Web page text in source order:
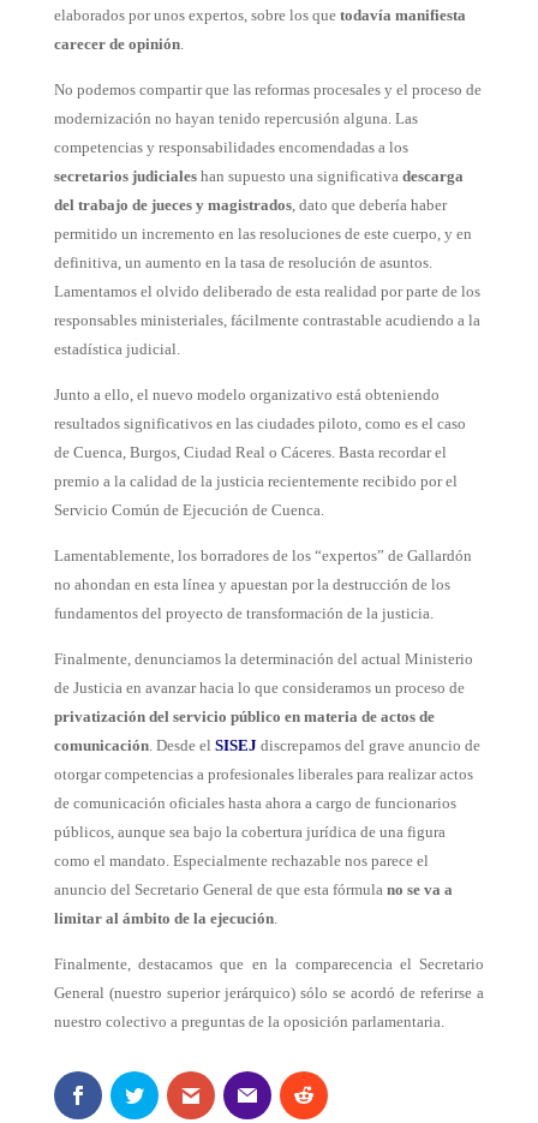
elaborados por unos expertos, sobre los que todavía manifiesta
carecer de opinión.
No podemos compartir que las reformas procesales y el proceso de
modernización no hayan tenido repercusión alguna. Las
competencias y responsabilidades encomendadas a los
secretarios judicialeshan supuesto una significativa descarga
del trabajo de jueces y magistrados, dato que debería haber
permitido un incremento en las resoluciones de este cuerpo, y en
definitiva, un aumento en la tasa de resolución de asuntos.
Lamentamos el olvido deliberado de esta realidad por parte de los
responsables ministeriales, fácilmente contrastable acudiendo a la
estadística judicial.
Junto a ello, el nuevo modelo organizativo está obteniendo
resultados significativos en las ciudades piloto, como es el caso
de Cuenca, Burgos, Ciudad Real o Cáceres. Basta recordar el
premio a la calidad de la justicia recientemente recibido por el
Servicio Común de Ejecución de Cuenca.
Lamentablemente, los borradores de los “expertos” de Gallardón
no ahondan en esta línea y apuestan por la destrucción de los
fundamentos del proyecto de transformación de la justicia.
Finalmente, denunciamos la determinación del actual Ministerio
de Justicia en avanzar hacia lo que consideramos un proceso de
privatización del servicio público en materia de actos de
comunicación. Desde el SISEJ discrepamos del grave anuncio de
otorgar competencias a profesionales liberales para realizar actos
de comunicación oficiales hasta ahora a cargo de funcionarios
públicos, aunque sea bajo la cobertura jurídica de una figura
como el mandato. Especialmente rechazable nos parece el
anuncio del Secretario General de que esta fórmula no se va a
limitar al ámbito de la ejecución.
Finalmente, destacamos que en la comparecencia el Secretario
General (nuestro superior jerárquico) sólo se acordó de referirse a
nuestro colectivo a preguntas de la oposición parlamentaria.